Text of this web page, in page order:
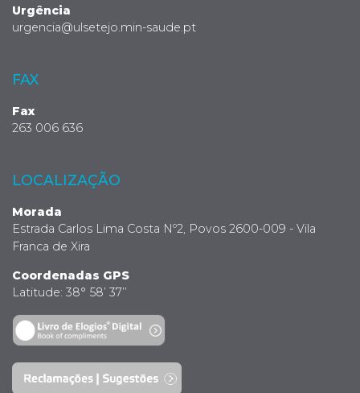
Urgência
urgencia@ulsetejo.min-saude.pt
FAX
Fax
263 006 636
LOCALIZAÇÃO
Morada
Estrada Carlos Lima Costa Nº2, Povos 2600-009 - Vila
Franca de Xira
Coordenadas GPS
Latitude: 38° 58’ 37’’